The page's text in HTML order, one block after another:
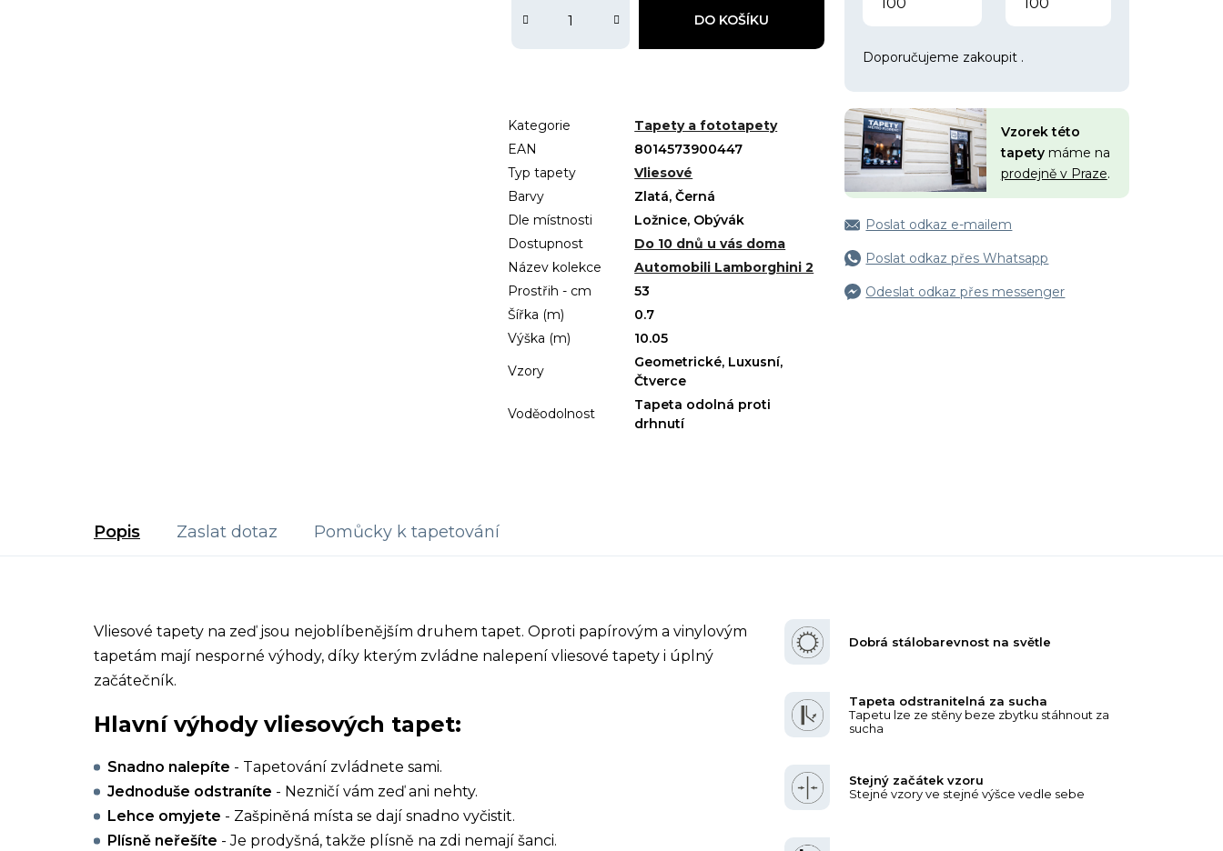
DO KOŠÍKU
Kategorie
Tapety a fototapety
EAN
8014573900447
Typ tapety
Vliesové
Barvy
Zlatá, Černá
Dle místnosti
Ložnice, Obývák
Dostupnost
Do 10 dnů u vás doma
Název kolekce
Automobili Lamborghini 2
Prostřih - cm
53
Šířka (m)
0.7
Výška (m)
10.05
Vzory
Geometrické, Luxusní,
Čtverce
Voděodolnost
Tapeta odolná proti
drhnutí
Doporučujeme zakoupit .
Vzorek této
tapetymáme na
prodejně v Praze.
Poslat odkaz e-mailem
Poslat odkaz přes Whatsapp
Odeslat odkaz přes messenger
Popis Zaslat dotaz Pomůcky k tapetování
Vliesové tapety na zeď jsou nejoblíbenějším druhem tapet. Oproti papírovým a vinylovým
tapetám mají nesporné výhody, díky kterým zvládne nalepení vliesové tapety i úplný
začátečník.
Hlavní výhody vliesových tapet:
Snadno nalepíte - Tapetování zvládnete sami.
Jednoduše odstraníte - Nezničí vám zeď ani nehty.
Lehce omyjete - Zašpiněná místa se dají snadno vyčistit.
Plísně neřešíte - Je prodyšná, takže plísně na zdi nemají šanci.
Dobrá stálobarevnost na světle
Tapeta odstranitelná za sucha
Tapetu lze ze stěny beze zbytku stáhnout za
sucha
Stejný začátek vzoru
Stejné vzory ve stejné výšce vedle sebe